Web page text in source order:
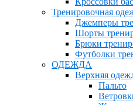
Тренировочная
Джемперы
Шорты
Брюки
Футболки
ОДЕЖДА
Верхняя
Пальто